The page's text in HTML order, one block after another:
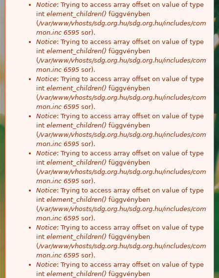
Notice: Trying to access array offset on value of type
int element_children() függvényben
(/var/www/vhosts/sdg.org.hu/sdg.org.hu/includes/com
mon.inc 6595 sor).
Notice: Trying to access array offset on value of type
int element_children() függvényben
(/var/www/vhosts/sdg.org.hu/sdg.org.hu/includes/com
mon.inc 6595 sor).
Notice: Trying to access array offset on value of type
int element_children() függvényben
(/var/www/vhosts/sdg.org.hu/sdg.org.hu/includes/com
mon.inc 6595 sor).
Notice: Trying to access array offset on value of type
int element_children() függvényben
(/var/www/vhosts/sdg.org.hu/sdg.org.hu/includes/com
mon.inc 6595 sor).
Notice: Trying to access array offset on value of type
int element_children() függvényben
(/var/www/vhosts/sdg.org.hu/sdg.org.hu/includes/com
mon.inc 6595 sor).
Notice: Trying to access array offset on value of type
int element_children() függvényben
(/var/www/vhosts/sdg.org.hu/sdg.org.hu/includes/com
mon.inc 6595 sor).
Notice: Trying to access array offset on value of type
int element_children() függvényben
(/var/www/vhosts/sdg.org.hu/sdg.org.hu/includes/com
mon.inc 6595 sor).
Notice: Trying to access array offset on value of type
int element_children() függvényben